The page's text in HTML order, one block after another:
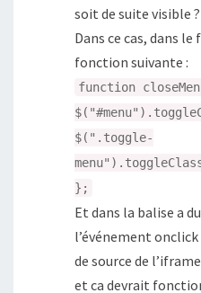
soit de suite visible ?
Dans ce cas, dans
fonction suivante :
function
$(".toggle-
};
Et dans la balise a
l’événement
de source de
et ca devrait